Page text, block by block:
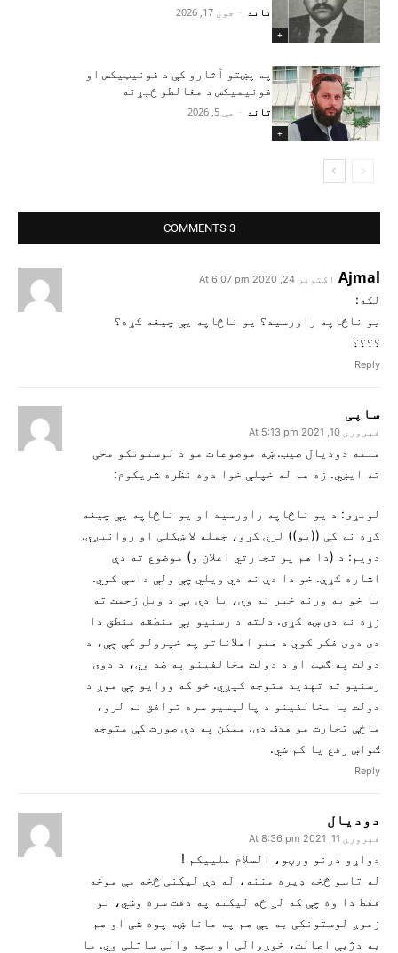
+
تاند - جون 17, 2026
+
په پښتو آثارو کې د فونیټیکس او
فونیمیکس د مغالطو څېړنه
تاند - مې 5, 2026
3 COMMENTS
Ajmal اکتوبر 24, 2020 At 6:07 pm
لکه:
یو ناڅاپه راورسید؟ یو ناڅاپه یې چیغه کړه؟
؟؟؟؟
Reply
ساپی
فبروري 10, 2021 At 5:13 pm
مننه دودیال صیب. ښه موضوعات مو د لوستونکو مخې
ته ایښي. زه هم له خپلې خوا دوه نظره شریکوم:
لومړی: د یو ناڅاپه راورسید او یو ناڅاپه یې چیغه
کړه نه کې ((یو)) لرې کړو، جمله لا ښکلې او روانیږي.
دویم: د (دا هم یو تجارتي اعلان و) موضوع ته دې
اشاره کړې. خو دا دې نه دي ویلي چې ولې داسې کوي.
یا خو به ورنه خبر نه وې، یا دې یې د ویل زحمت ته
زړه نه دی ښه کړی. دلته د رسنیو بې منطقه منطق دا
دی دوی فکر کوي د هغو اعلاناتو په خپرولو کې چې، د
دولت په ګټه او د دولت مخالفینو په ضد وي، د دوی
رسنیو ته تهدید متوجه کیږي. خو که ووایو چې موږ د
دولت یا مخالفینو د پالیسیو سره توافق نه لرو،
ماځې تجارت مو هدف دی. ممکن په دې صورت کې متوجه
ګواښ رفع یا کم شي.
Reply
دودیال
فبروري 11, 2021 At 8:36 pm
دواړو درنو ورڼو، السلام علییکم !
له تاسو څخه ډیره مننه، له دې لیکنی څخه مې موخه
فقط دا وه چې که لږ څه لیکنه په دقت سره وشي، نو
زموږ لوستونکی به یې هم په مانا ښه پوه شی او هم
به دژبې اصالت، خوږوالی او سچه والی ساتلی وي. ما